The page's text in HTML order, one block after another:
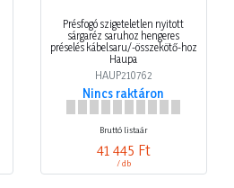
Présfogó szigeteletlen nyitott
sárgaréz saruhoz hengeres
préselés kábelsaru/-összekötő-hoz
Haupa
HAUP210762
Nincs raktáron
Bruttó listaár
41 445 Ft
/ db